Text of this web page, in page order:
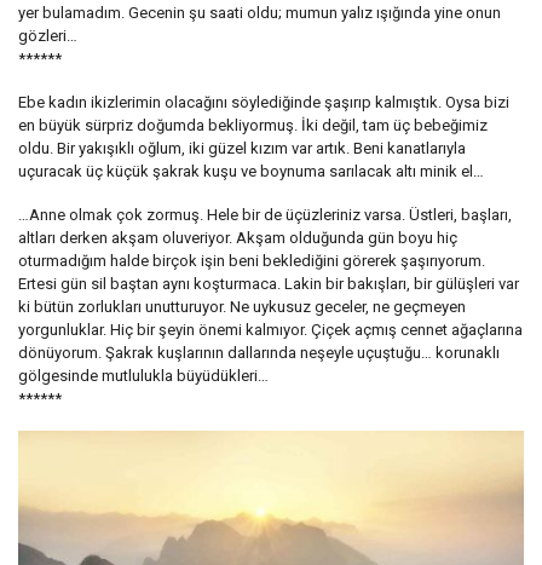
yer bulamadım. Gecenin şu saati oldu; mumun yalız ışığında yine onun
gözleri…
******
Ebe kadın ikizlerimin olacağını söylediğinde şaşırıp kalmıştık. Oysa bizi
en büyük sürpriz doğumda bekliyormuş. İki değil, tam üç bebeğimiz
oldu. Bir yakışıklı oğlum, iki güzel kızım var artık. Beni kanatlarıyla
uçuracak üç küçük şakrak kuşu ve boynuma sarılacak altı minik el…
…Anne olmak çok zormuş. Hele bir de üçüzleriniz varsa. Üstleri, başları,
altları derken akşam oluveriyor. Akşam olduğunda gün boyu hiç
oturmadığım halde birçok işin beni beklediğini görerek şaşırıyorum.
Ertesi gün sil baştan aynı koşturmaca. Lakin bir bakışları, bir gülüşleri var
ki bütün zorlukları unutturuyor. Ne uykusuz geceler, ne geçmeyen
yorgunluklar. Hiç bir şeyin önemi kalmıyor. Çiçek açmış cennet ağaçlarına
dönüyorum. Şakrak kuşlarının dallarında neşeyle uçuştuğu… korunaklı
gölgesinde mutlulukla büyüdükleri…
******